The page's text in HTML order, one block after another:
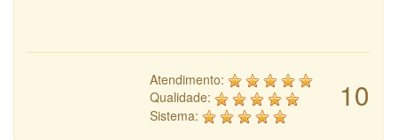
10
Atendimento:
Qualidade:
Sistema: